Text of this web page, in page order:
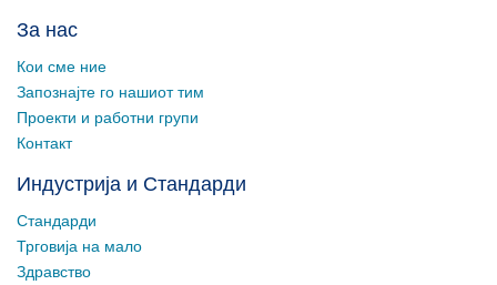
За нас
Кои сме ние
Запознајте го нашиот тим
Проекти и работни групи
Контакт
Индустрија и Стандарди
Стандарди
Трговија на мало
Здравство